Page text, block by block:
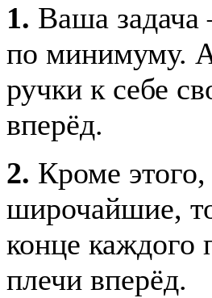
1. Ваша задача
по минимуму. А
ручки к себе
вперёд.
2. Кроме
широчайшие,
конце каждого
плечи вперёд.